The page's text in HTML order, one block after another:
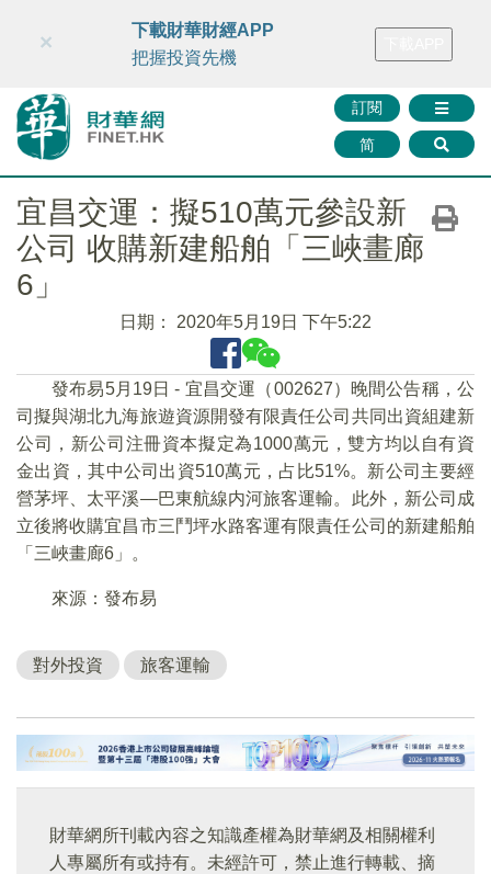
財華智庫網 FINTV FINMETA 財華證券 媒體矩陣
訂閱
简
×
下載財華財經APP
把握投資先機
宜昌交運：擬510萬元參設新
公司 收購新建船舶「三峽畫廊
6」
日期： 2020年5月19日 下午5:22
發布易5月19日 - 宜昌交運（002627）晚間公告稱，公
司擬與湖北九海旅遊資源開發有限責任公司共同出資組建新
公司，新公司注冊資本擬定為1000萬元，雙方均以自有資
金出資，其中公司出資510萬元，占比51%。新公司主要經
營茅坪、太平溪—巴東航線内河旅客運輸。此外，新公司成
立後將收購宜昌市三鬥坪水路客運有限責任公司的新建船舶
「三峽畫廊6」。
來源：發布易
對外投資 旅客運輸
財華網所刊載內容之知識產權為財華網及相關權利
人專屬所有或持有。未經許可，禁止進行轉載、摘